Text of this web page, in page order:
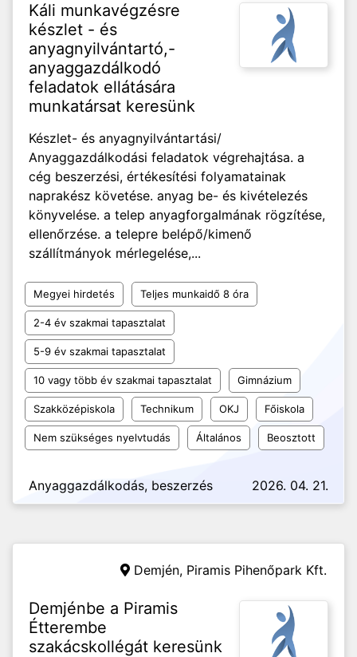
Káli munkavégzésre
készlet - és
anyagnyilvántartó,-
anyaggazdálkodó
feladatok ellátására
munkatársat keresünk
Készlet- és anyagnyilvántartási/
Anyaggazdálkodási feladatok végrehajtása. a
cég beszerzési, értékesítési folyamatainak
naprakész követése. anyag be- és kivételezés
könyvelése. a telep anyagforgalmának rögzítése,
ellenőrzése. a telepre belépő/kimenő
szállítmányok mérlegelése,...
Megyei hirdetés Teljes munkaidő 8 óra
2-4 év szakmai tapasztalat
5-9 év szakmai tapasztalat
10 vagy több év szakmai tapasztalat Gimnázium
Szakközépiskola Technikum OKJ Főiskola
Nem szükséges nyelvtudás Általános Beosztott
Anyaggazdálkodás, beszerzés 2026. 04. 21.
Demjén, Piramis Pihenőpark Kft.
Demjénbe a Piramis
Étterembe
szakácskollégát keresünk